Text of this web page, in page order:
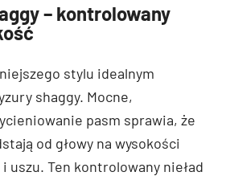
– kontrolowany
stylu idealnym
shaggy. Mocne,
pasm sprawia, że
od głowy na wysokości
uszu. Ten kontrolowany nieład